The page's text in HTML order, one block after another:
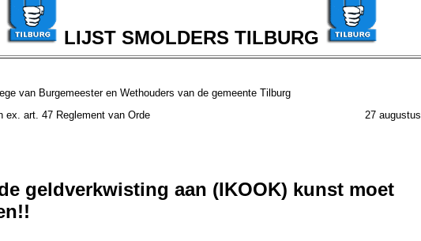
LIJST SMOLDERS TILBURG
van Burgemeester en Wethouders van de gemeente Tilburg
ex. art. 47 Reglement van Orde 27 augustus
geldverkwisting aan (IKOOK) kunst moet